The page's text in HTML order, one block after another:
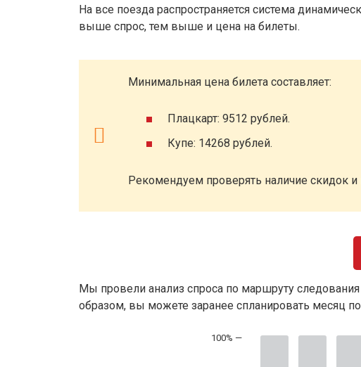
На все поезда распространяется система
выше спрос, тем выше и цена на билеты.
Минимальная цена билета составляет:
Плацкарт: 9512 рублей.
Купе: 14268 рублей.
Рекомендуем проверять наличие скидок
Мы провели анализ спроса по маршруту
образом, вы можете заранее спланировать месяц